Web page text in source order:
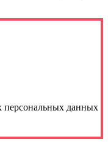
персональных данных